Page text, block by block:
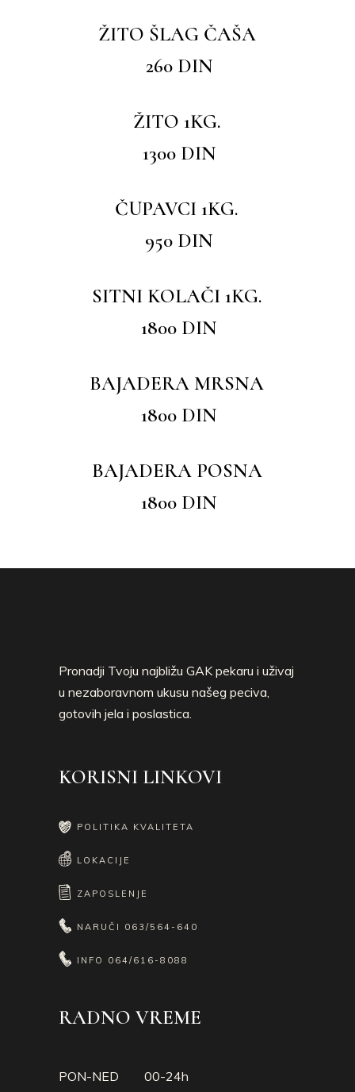
ŽITO ŠLAG ČAŠA
260 DIN
ŽITO 1KG.
1300 DIN
ČUPAVCI 1KG.
950 DIN
SITNI KOLAČI 1KG.
1800 DIN
BAJADERA MRSNA
1800 DIN
BAJADERA POSNA
1800 DIN
Pronadji Tvoju najbližu GAK pekaru i uživaj
u nezaboravnom ukusu našeg peciva,
gotovih jela i poslastica.
KORISNI LINKOVI
POLITIKA KVALITETA
LOKACIJE
ZAPOSLENJE
NARUČI 063/564-640
INFO 064/616-8088
RADNO VREME
PON-NED 00-24h